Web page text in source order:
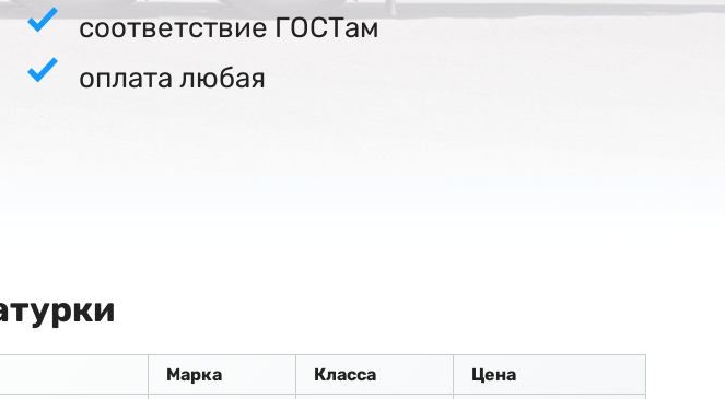
соответствие ГОСТам
оплата любая
Марка Класса
Цена